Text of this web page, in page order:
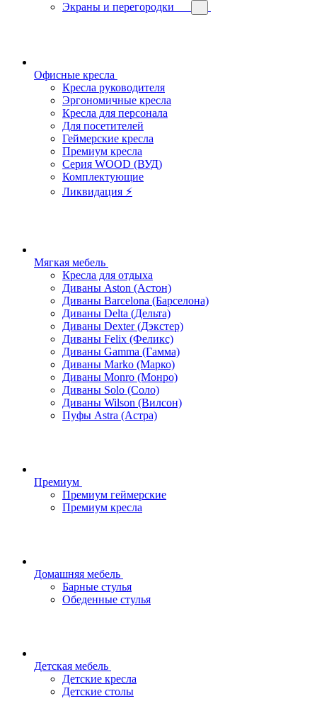
Экраны и перегородки
Офисные кресла
Кресла руководителя
Эргономичные кресла
Кресла для персонала
Для посетителей
Геймерские кресла
Премиум кресла
Серия WOOD (ВУД)
Комплектующие
Ликвидация ⚡
Мягкая мебель
Кресла для отдыха
Диваны Aston (Астон)
Диваны Barcelona (Барселона)
Диваны Delta (Дельта)
Диваны Dexter (Дэкстер)
Диваны Felix (Феликс)
Диваны Gamma (Гамма)
Диваны Marko (Марко)
Диваны Monro (Монро)
Диваны Solo (Соло)
Диваны Wilson (Вилсон)
Пуфы Astra (Астра)
Премиум
Премиум геймерские
Премиум кресла
Домашняя мебель
Барные стулья
Обеденные стулья
Детская мебель
Детские кресла
Детские столы